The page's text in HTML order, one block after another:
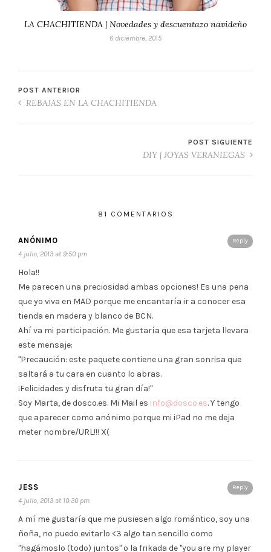
LA CHACHITIENDA | Novedades y descuentazo navideño
6 diciembre, 2015
POST ANTERIOR
REBAJAS EN LA CHACHITIENDA
POST SIGUIENTE
DIY | JOYAS VERANIEGAS
81 COMENTARIOS
Reply
ANÓNIMO
4 julio, 2013 at 9:50 pm
Hola!!
Me parecen una preciosidad ambas opciones! Es una pena
que yo viva en MAD porque me encantaría ir a conocer esa
tienda en madera y blanco de BCN.
Ahí va mi participación. Me gustaría que esa tarjeta llevara
este mensaje:
"Precaución: este paquete contiene una gran sonrisa que
saltará a tu cara en cuanto lo abras.
¡Felicidades y disfruta tu gran día!"
Soy Marta, de dosco.es. Mi Mail es info@dosco.es. Y tengo
que aparecer como anónimo porque mi iPad no me deja
meter nombre/URL!!! X(
Reply
JESS
4 julio, 2013 at 10:30 pm
A mí me gustaría que me pusiesen algo romántico, soy una
ñoña, no puedo evitarlo <3 algo tan sencillo como
"hagámoslo (todo) juntos" o la frikada de "you are my player